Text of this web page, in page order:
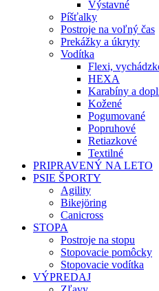
Výstavné
Píšťalky
Postroje na voľný čas
Prekážky a úkryty
Vodítka
Flexi,
HEXA
Karabíny a
Kožené
Pogumované
Popruhové
Retiazkové
Textilné
PRIPRAVENÝ NA LETO
PSIE ŠPORTY
Agility
Bikejöring
Canicross
STOPA
Postroje na stopu
Stopovacie pomôcky
Stopovacie vodítka
VÝPREDAJ